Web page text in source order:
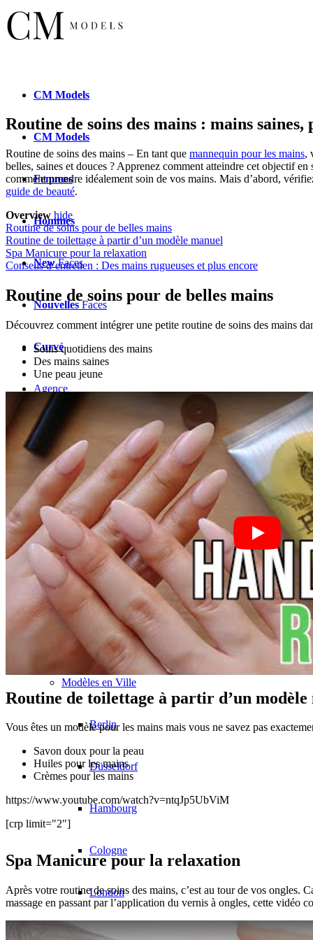
CM Models
CM Models
Femmes
Hommes
NewFaces
NouvellesFaces
Curvé
Agence
Agence de mannequins
News
Créateur
Next Casting
Clients
Équipe CM
Modèles en Ville
Berlin
Düsseldorf
Hambourg
Cologne
London
Los Angeles
Routine de soins des mains : mains
Routine de soins des mains – En tant que mannequin pour les mains,
belles, saines et douces ? Apprenez comment atteindre cet objectif
comment prendre idéalement soin de vos mains. Mais d’abord,
guide de beauté.
Overview hide
Routine de soins pour de belles mains
Routine de toilettage à partir d’un modèle manuel
Spa Manicure pour la relaxation
Conseils d’entretien : Des mains rugueuses et plus encore
Routine de soins pour de belles mains
Découvrez comment intégrer une petite routine de soins des mains
Soins quotidiens des mains
Des mains saines
Une peau jeune
Routine de toilettage à partir d’un modèle
Vous êtes un modèle pour les mains mais vous ne savez pas
Savon doux pour la peau
Huiles pour les mains
Crèmes pour les mains
https://www.youtube.com/watch?v=ntqJp5UbViM
[crp limit="2"]
Spa Manicure pour la relaxation
Après votre routine de soins des mains, c’est au tour de vos ongles.
massage en passant par l’application du vernis à ongles, cette vidéo